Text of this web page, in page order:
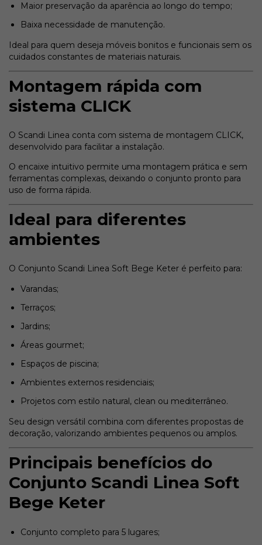
Maior preservação da aparência ao longo do tempo;
Baixa necessidade de manutenção.
Ideal para quem deseja móveis bonitos e funcionais sem os
cuidados constantes de materiais naturais.
Montagem rápida com
sistema CLICK
O Scandi Linea conta com sistema de montagem CLICK,
desenvolvido para facilitar a instalação.
O encaixe intuitivo permite uma montagem prática e sem
ferramentas complexas, deixando o conjunto pronto para
uso de forma rápida.
Ideal para diferentes
ambientes
O Conjunto Scandi Linea Soft Bege Keter é perfeito para:
Varandas;
Terraços;
Jardins;
Áreas gourmet;
Espaços de piscina;
Ambientes externos residenciais;
Projetos com estilo natural, clean ou mediterrâneo.
Seu design versátil combina com diferentes propostas de
decoração, valorizando ambientes pequenos ou amplos.
Principais benefícios do
Conjunto Scandi Linea Soft
Bege Keter
Conjunto completo para 5 lugares;